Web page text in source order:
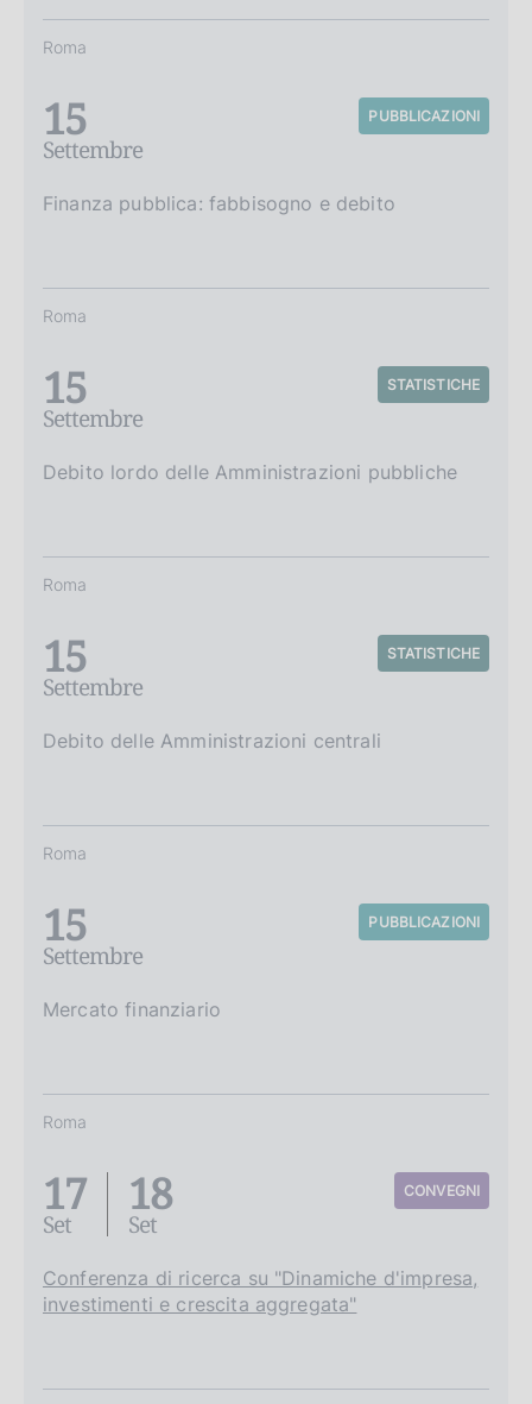
Roma
15
Settembre
PUBBLICAZIONI
Finanza pubblica: fabbisogno e debito
Roma
15
Settembre
STATISTICHE
Debito lordo delle Amministrazioni pubbliche
Roma
15
Settembre
STATISTICHE
Debito delle Amministrazioni centrali
Roma
15
Settembre
PUBBLICAZIONI
Mercato finanziario
Roma
17
Set
18
Set
CONVEGNI
Conferenza di ricerca su "Dinamiche d'impresa,
investimenti e crescita aggregata"